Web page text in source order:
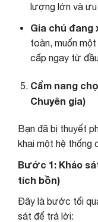
lượng lớn và
Gia chủ đang
toàn, muốn
cấp ngay từ
Cẩm nang
Chuyên gia)
Bạn đã bị thuyết
khai một hệ thống
Bước 1: Khảo
tích bồn)
Đây là bước tối
sát để trả lời: